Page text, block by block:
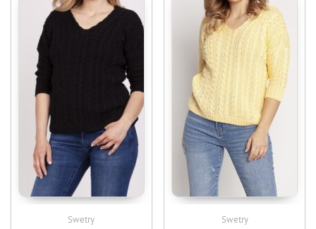
Swetry Swetry